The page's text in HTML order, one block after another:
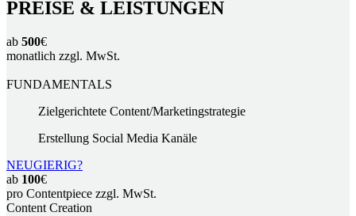
PREISE & LEISTUNGEN
ab 500€
monatlich zzgl. MwSt.
FUNDAMENTALS
Zielgerichtete Content/Marketingstrategie
Erstellung Social Media Kanäle
NEUGIERIG?
ab 100€
pro Contentpiece zzgl. MwSt.
Content Creation